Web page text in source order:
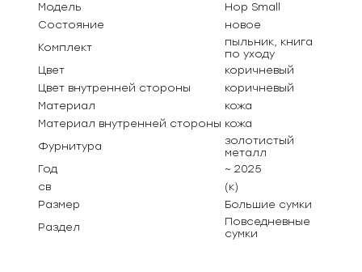
Модель
Hop Small
Состояние
новое
Комплект
пыльник, книга
по уходу
Цвет
коричневый
Цвет внутренней стороны
коричневый
Материал
кожа
Материал внутренней стороны кожа
Фурнитура
золотистый
металл
Год
~ 2025
св
(к)
Размер
Большие сумки
Раздел
Повседневные
сумки